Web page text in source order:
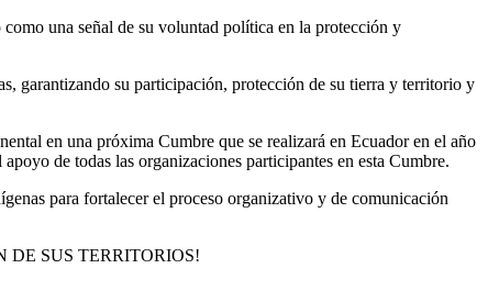
una señal de su voluntad política en la protección y
garantizando su participación, protección de su tierra y territorio y
en una próxima Cumbre que se realizará en Ecuador en el año
de todas las organizaciones participantes en esta Cumbre.
para fortalecer el proceso organizativo y de comunicación
DE SUS TERRITORIOS!